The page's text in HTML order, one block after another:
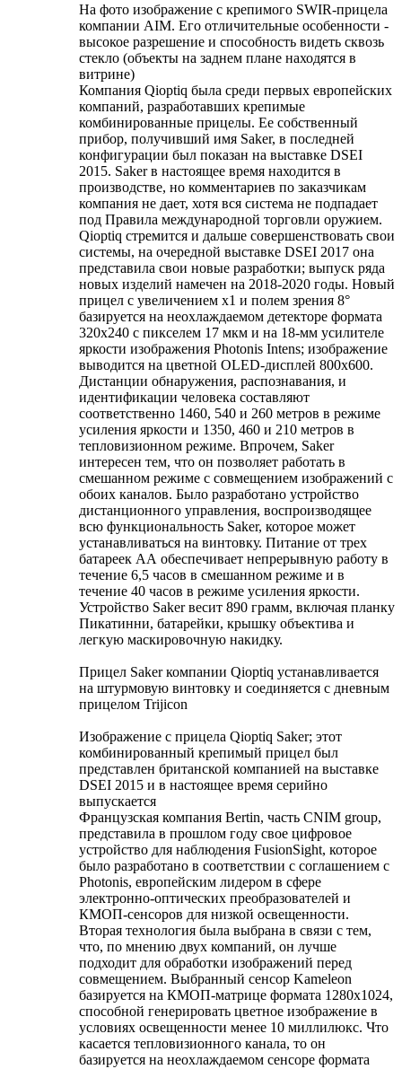
На фото изображение с крепимого SWIR-прицела
компании AIM. Его отличительные особенности -
высокое разрешение и способность видеть сквозь
стекло (объекты на заднем плане находятся в
витрине)
Компания Qioptiq была среди первых европейских
компаний, разработавших крепимые
комбинированные прицелы. Ее собственный
прибор, получивший имя Saker, в последней
конфигурации был показан на выставке DSEI
2015. Saker в настоящее время находится в
производстве, но комментариев по заказчикам
компания не дает, хотя вся система не подпадает
под Правила международной торговли оружием.
Qioptiq стремится и дальше совершенствовать свои
системы, на очередной выставке DSEI 2017 она
представила свои новые разработки; выпуск ряда
новых изделий намечен на 2018-2020 годы. Новый
прицел с увеличением х1 и полем зрения 8°
базируется на неохлаждаемом детекторе формата
320x240 с пикселем 17 мкм и на 18-мм усилителе
яркости изображения Photonis Intens; изображение
выводится на цветной OLED-дисплей 800x600.
Дистанции обнаружения, распознавания, и
идентификации человека составляют
соответственно 1460, 540 и 260 метров в режиме
усиления яркости и 1350, 460 и 210 метров в
тепловизионном режиме. Впрочем, Saker
интересен тем, что он позволяет работать в
смешанном режиме с совмещением изображений с
обоих каналов. Было разработано устройство
дистанционного управления, воспроизводящее
всю функциональность Saker, которое может
устанавливаться на винтовку. Питание от трех
батареек АА обеспечивает непрерывную работу в
течение 6,5 часов в смешанном режиме и в
течение 40 часов в режиме усиления яркости.
Устройство Saker весит 890 грамм, включая планку
Пикатинни, батарейки, крышку объектива и
легкую маскировочную накидку.
Прицел Saker компании Qioptiq устанавливается
на штурмовую винтовку и соединяется с дневным
прицелом Trijicon
Изображение с прицела Qioptiq Saker; этот
комбинированный крепимый прицел был
представлен британской компанией на выставке
DSEI 2015 и в настоящее время серийно
выпускается
Французская компания Bertin, часть CNIM group,
представила в прошлом году свое цифровое
устройство для наблюдения FusionSight, которое
было разработано в соответствии с соглашением с
Photonis, европейским лидером в сфере
электронно-оптических преобразователей и
КМОП-сенсоров для низкой освещенности.
Вторая технология была выбрана в связи с тем,
что, по мнению двух компаний, он лучше
подходит для обработки изображений перед
совмещением. Выбранный сенсор Kameleon
базируется на КМОП-матрице формата 1280x1024,
способной генерировать цветное изображение в
условиях освещенности менее 10 миллилюкс. Что
касается тепловизионного канала, то он
базируется на неохлаждаемом сенсоре формата